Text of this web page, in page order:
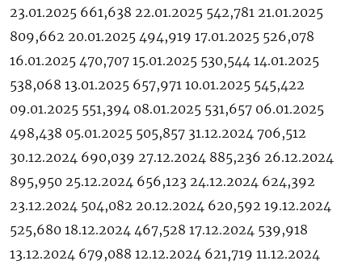
23.01.2025 661,638 22.01.2025 542,781 21.01.2025
809,662 20.01.2025 494,919 17.01.2025 526,078
16.01.2025 470,707 15.01.2025 530,544 14.01.2025
538,068 13.01.2025 657,971 10.01.2025 545,422
09.01.2025 551,394 08.01.2025 531,657 06.01.2025
498,438 05.01.2025 505,857 31.12.2024 706,512
30.12.2024 690,039 27.12.2024 885,236 26.12.2024
895,950 25.12.2024 656,123 24.12.2024 624,392
23.12.2024 504,082 20.12.2024 620,592 19.12.2024
525,680 18.12.2024 467,528 17.12.2024 539,918
13.12.2024 679,088 12.12.2024 621,719 11.12.2024